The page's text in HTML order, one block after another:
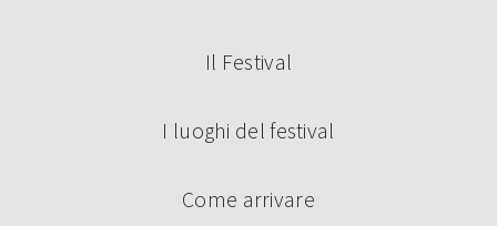
Il Festival
I luoghi del festival
Come arrivare